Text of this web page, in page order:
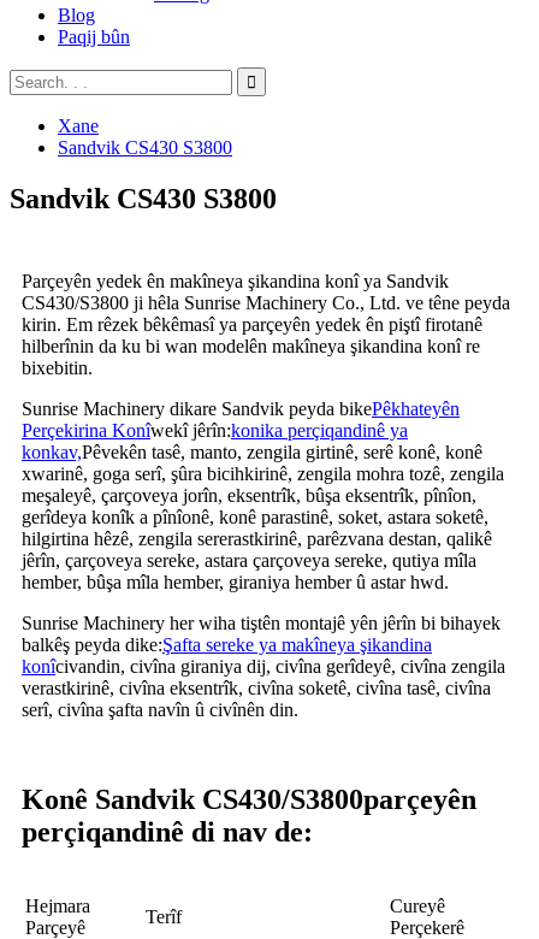
Blog
Paqij bûn
Xane
Sandvik CS430 S3800
Sandvik CS430 S3800
Parçeyên yedek ên makîneya şikandina konî ya Sandvik
CS430/S3800 ji hêla Sunrise Machinery Co., Ltd. ve têne peyda
kirin. Em rêzek bêkêmasî ya parçeyên yedek ên piştî firotanê
hilberînin da ku bi wan modelên makîneya şikandina konî re
bixebitin.
Sunrise Machinery dikare Sandvik peyda bikePêkhateyên
Perçekirina Konîwekî jêrîn:konika perçiqandinê ya
konkav,Pêvekên tasê, manto, zengila girtinê, serê konê, konê
xwarinê, goga serî, şûra bicihkirinê, zengila mohra tozê, zengila
meşaleyê, çarçoveya jorîn, eksentrîk, bûşa eksentrîk, pînîon,
gerîdeya konîk a pînîonê, konê parastinê, soket, astara soketê,
hilgirtina hêzê, zengila sererastkirinê, parêzvana destan, qalikê
jêrîn, çarçoveya sereke, astara çarçoveya sereke, qutiya mîla
hember, bûşa mîla hember, giraniya hember û astar hwd.
Sunrise Machinery her wiha tiştên montajê yên jêrîn bi bihayek
balkêş peyda dike:Şafta sereke ya makîneya şikandina
konîcivandin, civîna giraniya dij, civîna gerîdeyê, civîna zengila
verastkirinê, civîna eksentrîk, civîna soketê, civîna tasê, civîna
serî, civîna şafta navîn û civînên din.
Konê Sandvik CS430/S3800parçeyên
perçiqandinê di nav de:
Hejmara
Parçeyê
Terîf
Cureyê
Perçekerê